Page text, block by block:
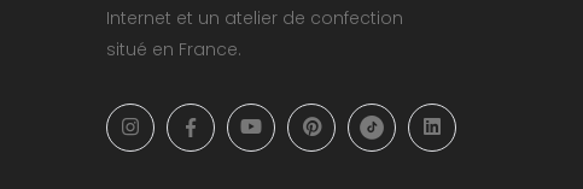
Internet et un atelier de confection
situé en France.